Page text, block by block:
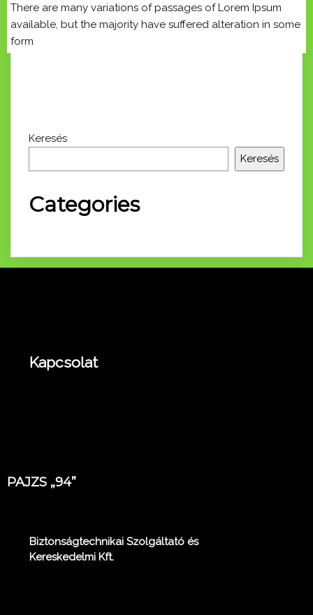
There are many variations of passages of Lorem Ipsum
available, but the majority have suffered alteration in some
form
Keresés
Keresés
Categories
Kapcsolat
PAJZS „94”
Biztonságtechnikai Szolgáltató és
Kereskedelmi Kft.